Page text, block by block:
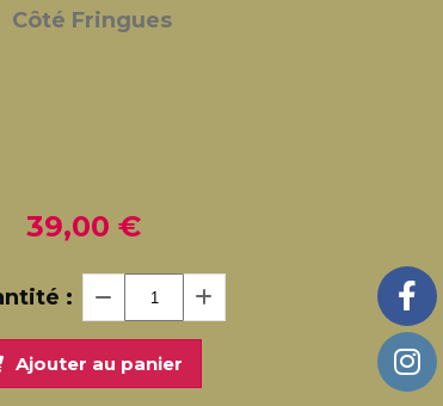
Côté Fringues
39,00 €
:
Ajouter au panier